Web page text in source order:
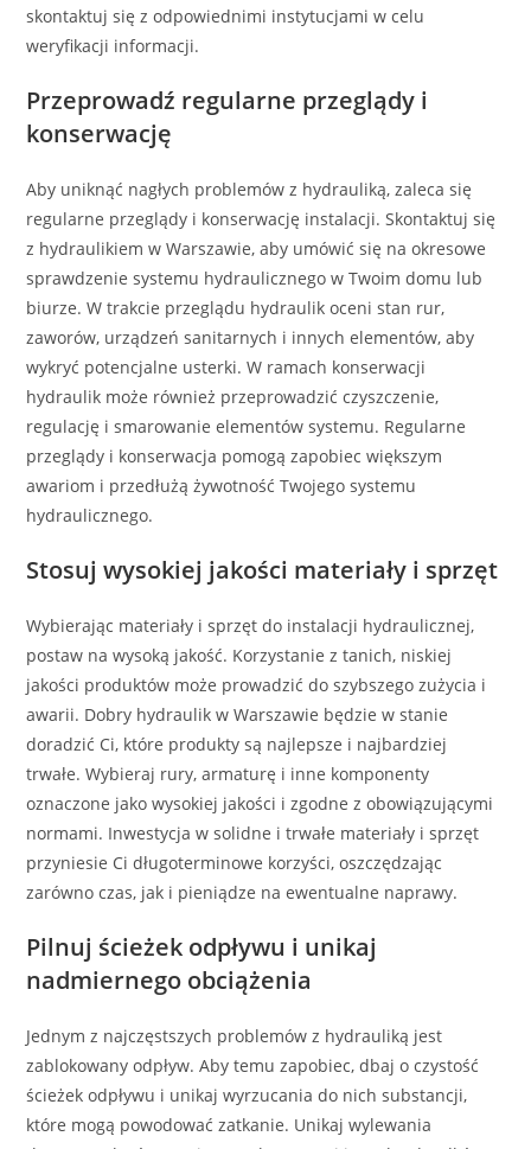
skontaktuj się z odpowiednimi instytucjami w celu
weryfikacji informacji.
Przeprowadź regularne przeglądy i
konserwację
Aby uniknąć nagłych problemów z hydrauliką, zaleca się
regularne przeglądy i konserwację instalacji. Skontaktuj się
z hydraulikiem w Warszawie, aby umówić się na okresowe
sprawdzenie systemu hydraulicznego w Twoim domu lub
biurze. W trakcie przeglądu hydraulik oceni stan rur,
zaworów, urządzeń sanitarnych i innych elementów, aby
wykryć potencjalne usterki. W ramach konserwacji
hydraulik może również przeprowadzić czyszczenie,
regulację i smarowanie elementów systemu. Regularne
przeglądy i konserwacja pomogą zapobiec większym
awariom i przedłużą żywotność Twojego systemu
hydraulicznego.
Stosuj wysokiej jakości materiały i sprzęt
Wybierając materiały i sprzęt do instalacji hydraulicznej,
postaw na wysoką jakość. Korzystanie z tanich, niskiej
jakości produktów może prowadzić do szybszego zużycia i
awarii. Dobry hydraulik w Warszawie będzie w stanie
doradzić Ci, które produkty są najlepsze i najbardziej
trwałe. Wybieraj rury, armaturę i inne komponenty
oznaczone jako wysokiej jakości i zgodne z obowiązującymi
normami. Inwestycja w solidne i trwałe materiały i sprzęt
przyniesie Ci długoterminowe korzyści, oszczędzając
zarówno czas, jak i pieniądze na ewentualne naprawy.
Pilnuj ścieżek odpływu i unikaj
nadmiernego obciążenia
Jednym z najczęstszych problemów z hydrauliką jest
zablokowany odpływ. Aby temu zapobiec, dbaj o czystość
ścieżek odpływu i unikaj wyrzucania do nich substancji,
które mogą powodować zatkanie. Unikaj wylewania